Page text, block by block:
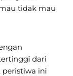
tidak mau
dari
peristiwa ini